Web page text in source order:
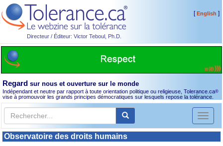
Directeur / Éditeur: Victor Teboul, Ph.D.
[English ]
Regard sur nous et ouverture sur le monde
Indépendant et neutre par rapport à toute orientation politique ou religieuse, Tolerance.ca®
vise à promouvoir les grands principes démocratiques sur lesquels repose la tolérance.
Toggle
Observatoire des droits humains